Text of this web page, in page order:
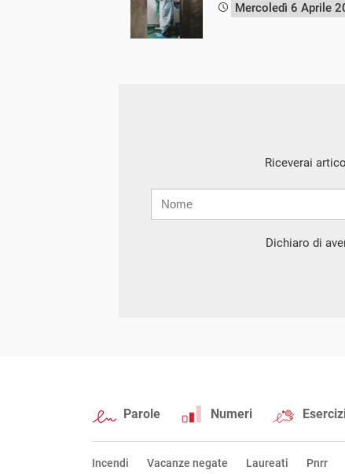
Mercoledì 6 Aprile
Riceverai
mail
Dichiaro di
Parole Numeri
Incendi Vacanze negate Laureati Pnrr